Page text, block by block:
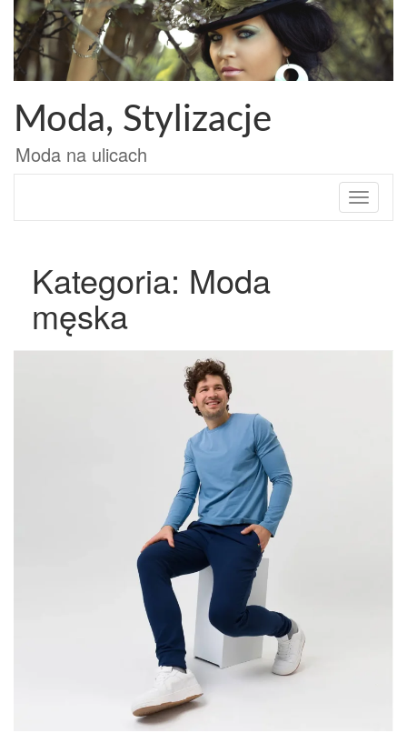
Przejdź
treści
Moda, Stylizacje
Moda na ulicach
Toggle
Kategoria: Moda
męska